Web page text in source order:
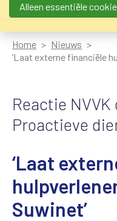
Home
Nieuws
‘Laat externe financiële
Reactie
Proactieve
‘Laat
Suwinet’
Alleen essentiële